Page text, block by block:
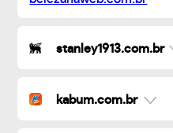
stanley1913.com.br
kabum.com.br